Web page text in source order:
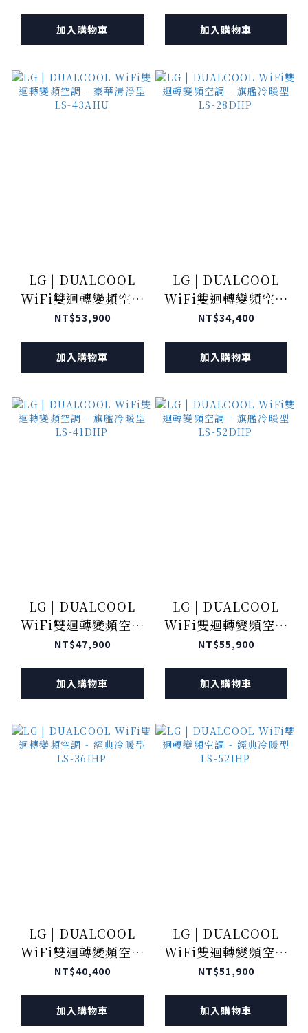
加入購物車 加入購物車
LG | DUALCOOL
WiFi雙迴轉變頻空調
- 豪華清淨型 LS-
NT$53,900
加入購物車
LG | DUALCOOL
WiFi雙迴轉變頻空調
- 旗艦冷暖型 LS-
NT$34,400
加入購物車
LG | DUALCOOL
WiFi雙迴轉變頻空調
- 旗艦冷暖型 LS-
NT$47,900
加入購物車
LG | DUALCOOL
WiFi雙迴轉變頻空調
- 旗艦冷暖型 LS-
NT$55,900
加入購物車
LG | DUALCOOL
WiFi雙迴轉變頻空調
- 經典冷暖型 LS-
NT$40,400
加入購物車
LG | DUALCOOL
WiFi雙迴轉變頻空調
- 經典冷暖型 LS-
NT$51,900
加入購物車